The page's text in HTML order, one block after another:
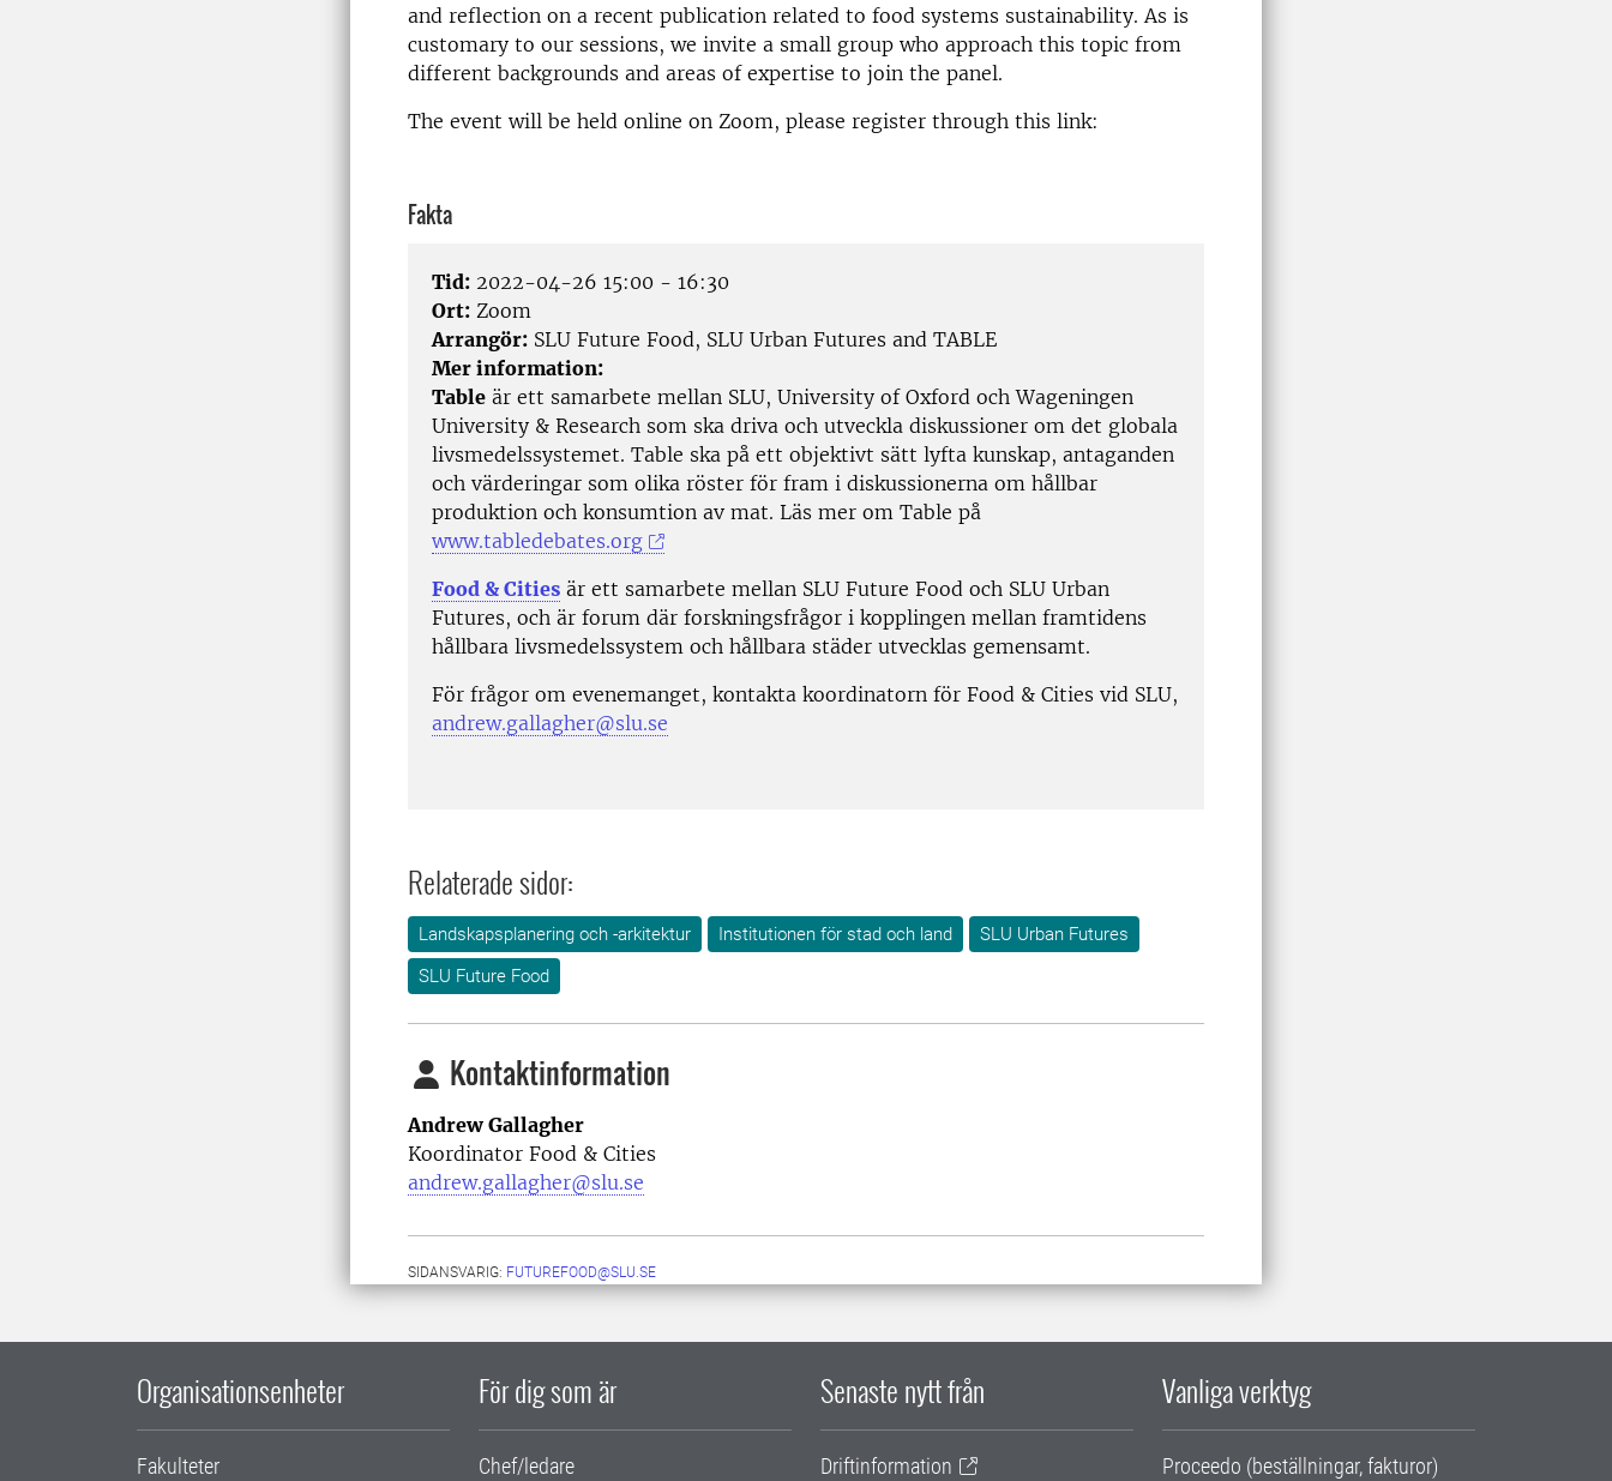
and reflection on a recent publication related to food systems sustainability. As is
customary to our sessions, we invite a small group who approach this topic from
different backgrounds and areas of expertise to join the panel.
The event will be held online on Zoom, please register through this link:
Fakta
Tid: 2022-04-26 15:00 - 16:30
Ort: Zoom
Arrangör: SLU Future Food, SLU Urban Futures and TABLE
Mer information:
Table är ett samarbete mellan SLU, University of Oxford och Wageningen
University & Research som ska driva och utveckla diskussioner om det globala
livsmedelssystemet. Table ska på ett objektivt sätt lyfta kunskap, antaganden
och värderingar som olika röster för fram i diskussionerna om hållbar
produktion och konsumtion av mat. Läs mer om Table på
www.tabledebates.org
Food & Cities är ett samarbete mellan SLU Future Food och SLU Urban
Futures, och är forum där forskningsfrågor i kopplingen mellan framtidens
hållbara livsmedelssystem och hållbara städer utvecklas gemensamt.
För frågor om evenemanget, kontakta koordinatorn för Food & Cities vid SLU,
andrew.gallagher@slu.se
Relaterade sidor:
Landskapsplanering och -arkitektur Institutionen för stad och land
SLU Urban Futures
SLU Future Food
Kontaktinformation
Andrew Gallagher
Koordinator Food & Cities
andrew.gallagher@slu.se
SIDANSVARIG: FUTUREFOOD@SLU.SE
Organisationsenheter
Fakulteter
För dig som är
Chef/ledare
Senaste nytt från
Driftinformation
Vanliga verktyg
Proceedo (beställningar, fakturor)